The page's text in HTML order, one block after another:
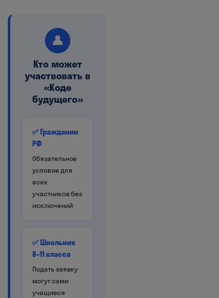
👤
Кто может
участвовать в
«Коде
будущего»
✅ Гражданин
РФ
Обязательное
условие для
всех
участников без
исключений
✅ Школьник
8–11 класса
Подать заявку
могут сами
учащиеся